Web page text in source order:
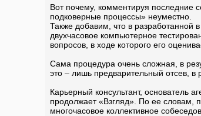
Вот почему, комментируя последние
подковерные процессы» неуместно.
Также добавим, что в разработанной
двухчасовое компьютерное
вопросов, в ходе которого его
Сама процедура очень сложная, в
это – лишь предварительный отсев, в
Карьерный консультант, основатель
продолжает «Взгляд». По ее словам,
многочасовое коллективное